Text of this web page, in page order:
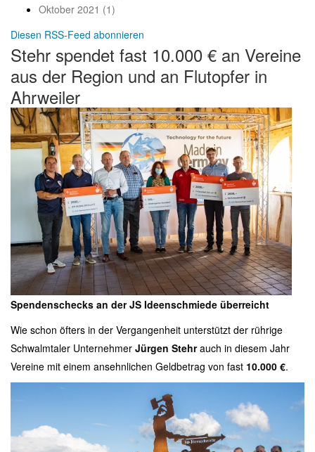
Oktober 2021 (1)
Diesen RSS-Feed abonnieren
Stehr spendet fast 10.000 € an Vereine
aus der Region und an Flutopfer in
Ahrweiler
Spendenschecks an der JS Ideenschmiede überreicht
Wie schon öfters in der Vergangenheit unterstützt der rührige
Schwalmtaler Unternehmer Jürgen Stehrauch in diesem Jahr
Vereine mit einem ansehnlichen Geldbetrag von fast 10.000 €.